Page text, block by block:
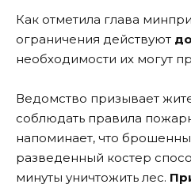
Как отметила глава
ограничения действуют
необходимости их могут
Ведомство призывает
соблюдать правила
напоминает, что
разведенный костер
минуты уничтожить лес.